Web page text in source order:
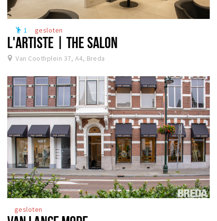
emoji_people 1 gesloten
L'ARTISTE | THE SALON
Van Coothplein 37, A4, Breda
gesloten